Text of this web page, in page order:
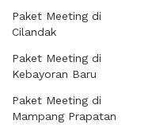
Paket Meeting di
Cilandak
Paket Meeting di
Kebayoran Baru
Paket Meeting di
Mampang Prapatan